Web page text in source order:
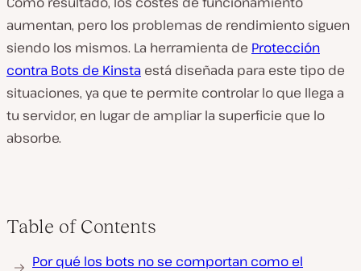
aumentan, pero los problemas de rendimiento siguen
siendo los mismos. La herramienta de Protección
contra Bots de Kinsta está diseñada para este tipo de
situaciones, ya que te permite controlar lo que llega a
tu servidor, en lugar de ampliar la superficie que lo
absorbe.
Table of Contents
Por qué los bots no se comportan como el